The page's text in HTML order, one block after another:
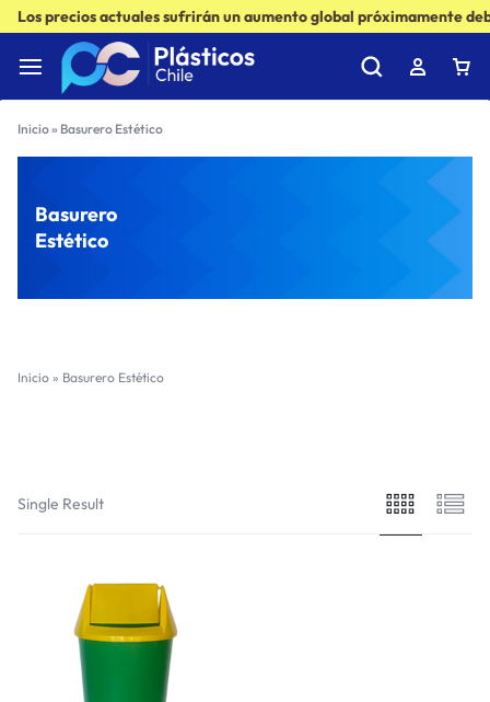
Los precios actuales sufrirán un aumento global próximamente
Inicio» Basurero Estético
Basurero
Estético
Inicio » Basurero Estético
Single Result